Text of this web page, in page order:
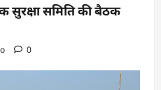
सुरक्षा समिति की बैठक
0